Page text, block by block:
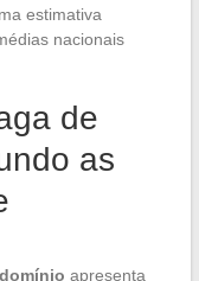
estimativa
nacionais
de
as
apresenta